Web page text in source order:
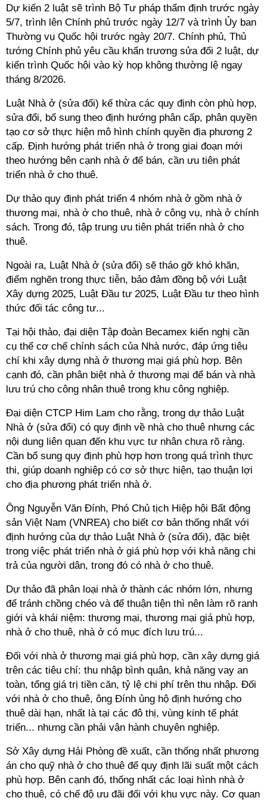
Dự kiến 2 luật sẽ trình Bộ Tư pháp thẩm định trước ngày
5/7, trình lên Chính phủ trước ngày 12/7 và trình Ủy ban
Thường vụ Quốc hội trước ngày 20/7. Chính phủ, Thủ
tướng Chính phủ yêu cầu khẩn trương sửa đổi 2 luật, dự
kiến trình Quốc hội vào kỳ họp không thường lệ ngay
tháng 8/2026.
Luật Nhà ở (sửa đổi) kế thừa các quy định còn phù hợp,
sửa đổi, bổ sung theo định hướng phân cấp, phân quyền
tạo cơ sở thực hiện mô hình chính quyền địa phương 2
cấp. Định hướng phát triển nhà ở trong giai đoạn mới
theo hướng bên cạnh nhà ở để bán, cần ưu tiên phát
triển nhà ở cho thuê.
Dự thảo quy định phát triển 4 nhóm nhà ở gồm nhà ở
thương mại, nhà ở cho thuê, nhà ở công vụ, nhà ở chính
sách. Trong đó, tập trung ưu tiên phát triển nhà ở cho
thuê.
Ngoài ra, Luật Nhà ở (sửa đổi) sẽ tháo gỡ khó khăn,
điểm nghẽn trong thực tiễn, bảo đảm đồng bộ với Luật
Xây dựng 2025, Luật Đầu tư 2025, Luật Đầu tư theo hình
thức đối tác công tư...
Tại hội thảo, đại diện Tập đoàn Becamex kiến nghị cần
cụ thể cơ chế chính sách của Nhà nước, đáp ứng tiêu
chí khi xây dựng nhà ở thương mại giá phù hợp. Bên
cạnh đó, cần phân biệt nhà ở thương mại để bán và nhà
lưu trú cho công nhân thuê trong khu công nghiệp.
Đại diện CTCP Him Lam cho rằng, trong dự thảo Luật
Nhà ở (sửa đổi) có quy định về nhà cho thuê nhưng các
nội dung liên quan đến khu vực tư nhân chưa rõ ràng.
Cần bổ sung quy định phù hợp hơn trong quá trình thực
thi, giúp doanh nghiệp có cơ sở thực hiện, tạo thuận lợi
cho địa phương phát triển nhà ở.
Ông Nguyễn Văn Đính, Phó Chủ tịch Hiệp hội Bất động
sản Việt Nam (VNREA) cho biết cơ bản thống nhất với
định hướng của dự thảo Luật Nhà ở (sửa đổi), đặc biệt
trong việc phát triển nhà ở giá phù hợp với khả năng chi
trả của người dân, trong đó có nhà ở cho thuê.
Dự thảo đã phân loại nhà ở thành các nhóm lớn, nhưng
để tránh chồng chéo và để thuận tiện thì nên làm rõ ranh
giới và khái niệm: thương mại, thương mại giá phù hợp,
nhà ở cho thuê, nhà ở có mục đích lưu trú...
Đối với nhà ở thương mại giá phù hợp, cần xây dựng giá
trên các tiêu chí: thu nhập bình quân, khả năng vay an
toàn, tổng giá trị tiền căn, tỷ lệ chi phí trên thu nhập. Đối
với nhà ở cho thuê, ông Đính ủng hộ định hướng cho
thuê dài hạn, nhất là tại các đô thị, vùng kinh tế phát
triển... nhưng cần phải vận hành chuyên nghiệp.
Sở Xây dựng Hải Phòng đề xuất, cần thống nhất phương
án cho quỹ nhà ở cho thuê để quy định lãi suất một cách
phù hợp. Bên cạnh đó, thống nhất các loại hình nhà ở
cho thuê, có chế độ ưu đãi đối với khu vực này. Cơ quan